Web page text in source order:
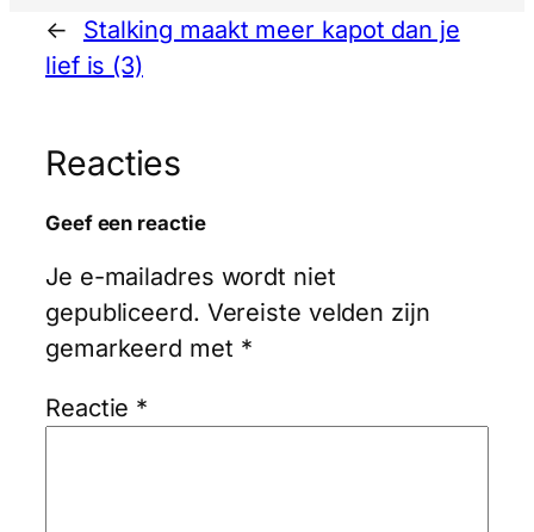
←
Stalking maakt meer kapot dan je
lief is (3)
Reacties
Geef een reactie
Je e-mailadres wordt niet
gepubliceerd. Vereiste velden zijn
gemarkeerd met *
Reactie *